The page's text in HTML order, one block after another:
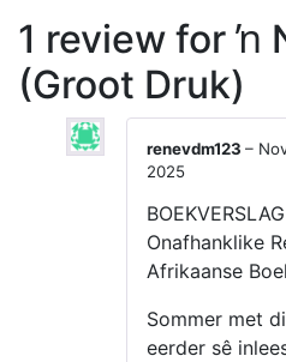
1 review for ŉ
(Groot Druk)
renevdm123 –
2025
Onafhanklike
Afrikaanse
Sommer met
eerder sê